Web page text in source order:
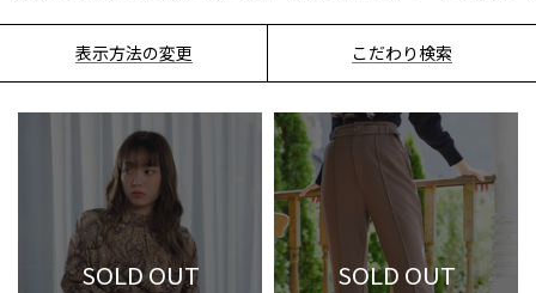
表示方法の変更 こだわり検索
SOLD OUT SOLD OUT